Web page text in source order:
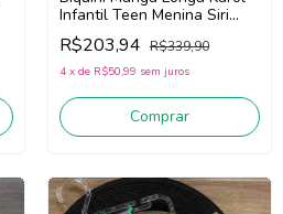
Infantil Teen Menina Siri
Kids Aquarela 40239
(Verde/Rosa)
R$203,94 R$339,90
4 x de R$50,99 sem juros
Comprar